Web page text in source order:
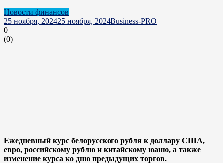
Новости финансов
25 ноября, 202425 ноября, 2024Business-PRO
0
(0)
Ежедневный курс белорусского рубля к доллару США,
евро, российскому рублю и китайскому юаню, а также
изменение курса ко дню предыдущих торгов.